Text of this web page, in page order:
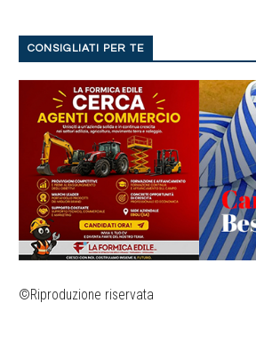
CONSIGLIATI PER TE
©Riproduzione riservata